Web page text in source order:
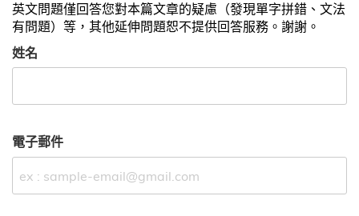
英文問題僅回答您對本篇文章的疑慮（發現單字拼錯、文法
有問題）等，其他延伸問題恕不提供回答服務。謝謝。
姓名
電子郵件